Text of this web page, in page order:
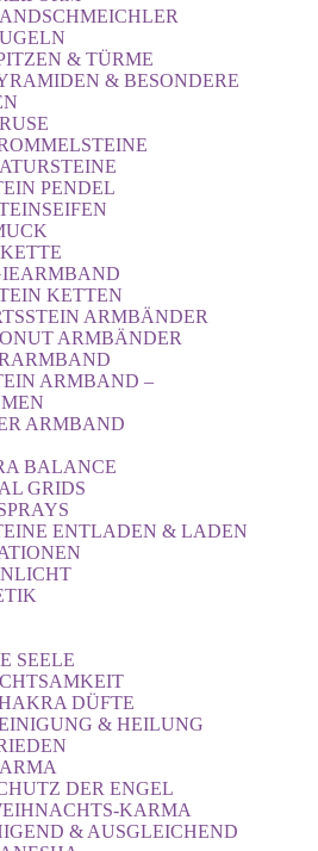
& TÜRME
& BESONDERE
PENDEL
KETTEN
ARMBÄNDER
ARMBÄNDER
ARMBAND –
ARMBAND
BALANCE
GRIDS
ENTLADEN & LADEN
SEELE
DÜFTE
& HEILUNG
DER ENGEL
KARMA
& AUSGLEICHEND